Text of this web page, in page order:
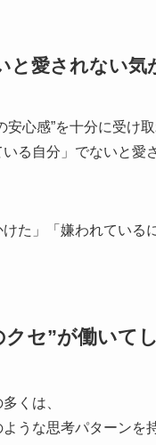
と愛されない気
心感”を十分に受け取
る自分」でないと愛
た」「嫌われている
セ”が働いて
くは、
うな思考パターンを